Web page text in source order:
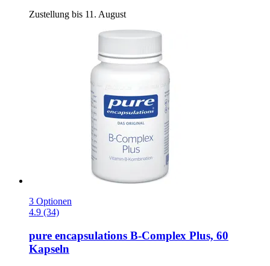
Zustellung bis 11. August
3 Optionen
4.9 (34)
pure encapsulations B-​Complex Plus, 60
Kapseln